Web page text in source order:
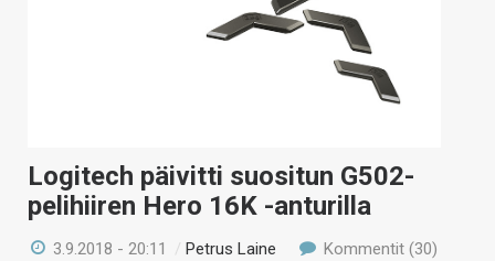
Logitech päivitti suositun G502-
pelihiiren Hero 16K -anturilla
3.9.2018 - 20:11 /Petrus Laine Kommentit (30)